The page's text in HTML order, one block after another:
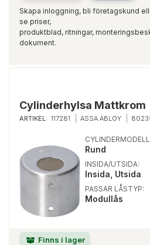
Skapa inloggning, bli företagskund
se priser,
produktblad, ritningar,
dokument.
Cylinderhylsa Mattkrom
ARTIKEL: 117281 ASSA ABLOY
Finns i lager
Rund
INSIDA/UTSIDA:
Insida, Utsida
PASSAR LÅSTYP:
Modullås